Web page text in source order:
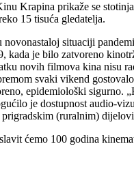
Krapina prikaže se
15 tisuća gledatelja.
situaciji
kada je bilo zatvoreno
novih filmova kina nisu
svaki vikend
epidemiološki sigurno.
je dostupnost audio-
(ruralnim)
ćemo 100 godina